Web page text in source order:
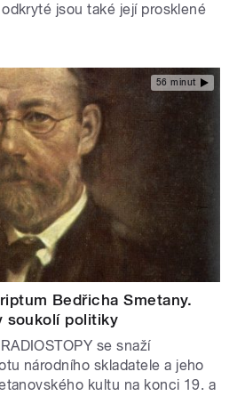
jsou také její prosklené
56 minut
Bedřicha Smetany.
soukolí politiky
se snaží
národního skladatele a jeho
kultu na konci 19. a